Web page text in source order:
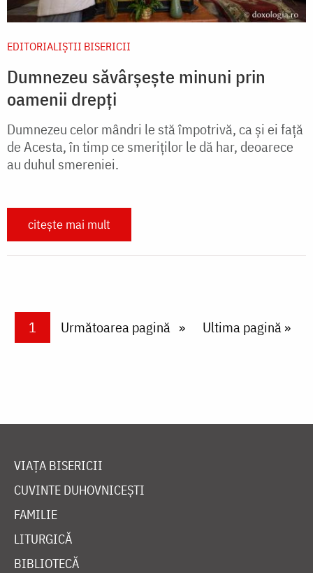
EDITORIALIȘTII BISERICII
Dumnezeu săvârșește minuni prin
oamenii drepți
Dumnezeu celor mândri le stă împotrivă, ca și ei față
de Acesta, în timp ce smeriților le dă har, deoarece
au duhul smereniei.
citește mai mult
PaginareCurrent page
1 Next page
Următoarea pagină Last page
Ultima pagină »
VIAȚA BISERICII
CUVINTE DUHOVNICEȘTI
FAMILIE
LITURGICĂ
BIBLIOTECĂ